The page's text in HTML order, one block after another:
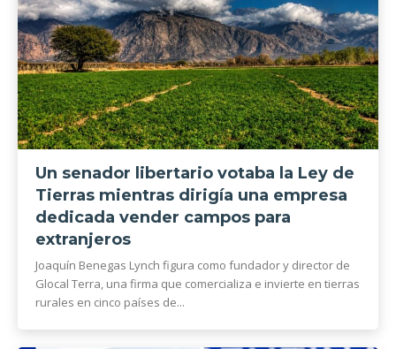
Un senador libertario votaba la Ley de
Tierras mientras dirigía una empresa
dedicada vender campos para
extranjeros
Joaquín Benegas Lynch figura como fundador y director de
Glocal Terra, una firma que comercializa e invierte en tierras
rurales en cinco países de...